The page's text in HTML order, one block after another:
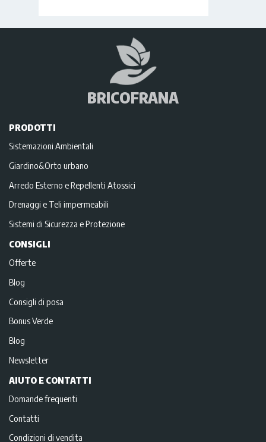
BRICOFRANA
PRODOTTI
Sistemazioni Ambientali
Giardino&Orto urbano
Arredo Esterno e Repellenti Atossici
Drenaggi e Teli impermeabili
Sistemi di Sicurezza e Protezione
CONSIGLI
Offerte
Blog
Consigli di posa
Bonus Verde
Blog
Newsletter
AIUTO E CONTATTI
Domande frequenti
Contatti
Condizioni di vendita